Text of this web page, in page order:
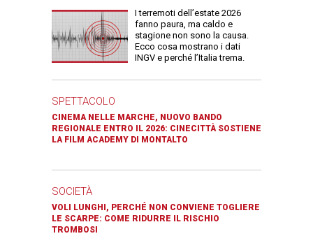
I terremoti dell’estate 2026
fanno paura, ma caldo e
stagione non sono la causa.
Ecco cosa mostrano i dati
INGV e perché l’Italia trema.
SPETTACOLO
CINEMA NELLE MARCHE, NUOVO BANDO
REGIONALE ENTRO IL 2026: CINECITTÀ SOSTIENE
LA FILM ACADEMY DI MONTALTO
SOCIETÀ
VOLI LUNGHI, PERCHÉ NON CONVIENE TOGLIERE
LE SCARPE: COME RIDURRE IL RISCHIO
TROMBOSI